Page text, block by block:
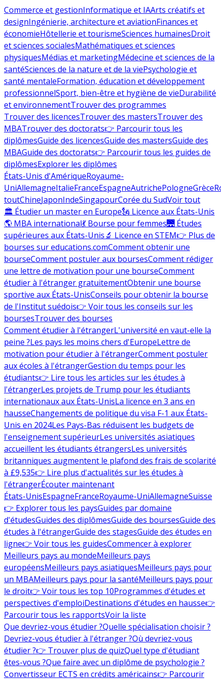
Commerce et gestionInformatique et IAArts créatifs et
designIngénierie, architecture et aviationFinances et
économieHôtellerie et tourismeSciences humainesDroit
et sciences socialesMathématiques et sciences
physiquesMédias et marketingMédecine et sciences de la
santéSciences de la nature et de la viePsychologie et
santé mentaleFormation, éducation et développement
professionnelSport, bien-être et hygiène de vieDurabilité
et environnementTrouver des programmes
Trouver des licencesTrouver des mastersTrouver des
MBATrouver des doctorats👉 Parcourir tous les
diplômesGuide des licencesGuide des mastersGuide des
MBAGuide des doctorats👉 Parcourir tous les guides de
diplômesExplorer les diplômes
États-Unis d'AmériqueRoyaume-
UniAllemagneItalieFranceEspagneAutrichePologneGrèce
toutChineJaponIndeSingapourCorée du SudVoir tout
🏛 Étudier un master en Europe🗽 Licence aux États-Unis
🌎 MBA international💃 Bourse pour femmes🌉 Études
supérieures aux États-Unis🔬 Licence en STEM👉 Plus de
bourses sur educations.comComment obtenir une
bourseComment postuler aux boursesComment rédiger
une lettre de motivation pour une bourseComment
étudier à l'étranger gratuitementObtenir une bourse
sportive aux États-UnisConseils pour obtenir la bourse
de l'Institut suédois👉 Voir tous les conseils sur les
boursesTrouver des bourses
Comment étudier à l'étrangerL'université en vaut-elle la
peine ?Les pays les moins chers d'EuropeLettre de
motivation pour étudier à l'étrangerComment postuler
aux écoles à l'étrangerGestion du temps pour les
étudiants👉 Lire tous les articles sur les études à
l'étrangerLes projets de Trump pour les étudiants
internationaux aux États-UnisLa licence en 3 ans en
hausseChangements de politique du visa F-1 aux États-
Unis en 2024Les Pays-Bas réduisent les budgets de
l'enseignement supérieurLes universités asiatiques
accueillent les étudiants étrangersLes universités
britanniques augmentent le plafond des frais de scolarité
à £9,535👉 Lire plus d'actualités sur les études à
l'étrangerÉcouter maintenant
États-UnisEspagneFranceRoyaume-UniAllemagneSuisse
👉 Explorer tous les paysGuides par domaine
d'étudesGuides des diplômesGuide des boursesGuide des
études à l'étrangerGuide des stagesGuide des études en
ligne👉 Voir tous les guidesCommencer à explorer
Meilleurs pays au mondeMeilleurs pays
européensMeilleurs pays asiatiquesMeilleurs pays pour
un MBAMeilleurs pays pour la santéMeilleurs pays pour
le droit👉 Voir tous les top 10Programmes d'études et
perspectives d'emploiDestinations d'études en hausse👉
Parcourir tous les rapportsVoir la liste
Que devriez-vous étudier ?Quelle spécialisation choisir ?
Devriez-vous étudier à l'étranger ?Où devriez-vous
étudier ?👉 Trouver plus de quizQuel type d'étudiant
êtes-vous ?Que faire avec un diplôme de psychologie ?
Convertisseur ECTS en crédits américains👉 Parcourir